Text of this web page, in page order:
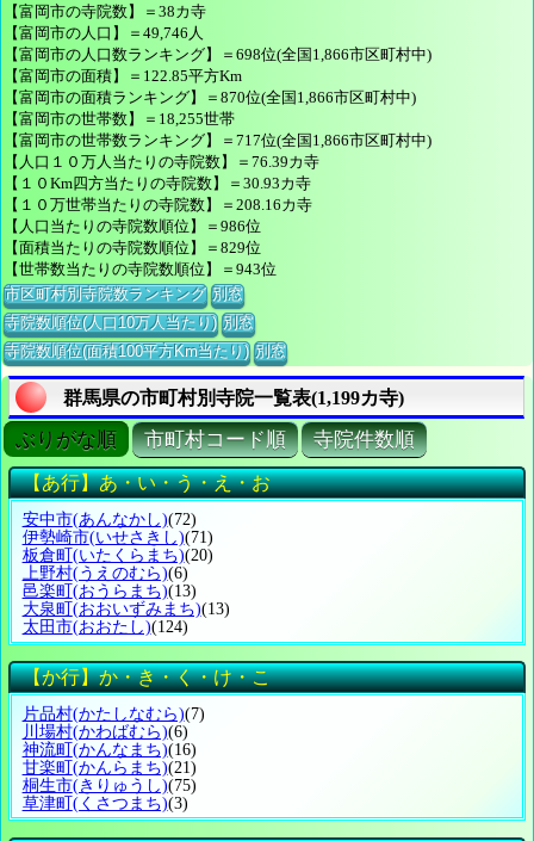
【富岡市の寺院数】＝38カ寺
【富岡市の人口】＝49,746人
【富岡市の人口数ランキング】＝698位(全国1,866市区町村中)
【富岡市の面積】＝122.85平方Km
【富岡市の面積ランキング】＝870位(全国1,866市区町村中)
【富岡市の世帯数】＝18,255世帯
【富岡市の世帯数ランキング】＝717位(全国1,866市区町村中)
【人口１０万人当たりの寺院数】＝76.39カ寺
【１０Km四方当たりの寺院数】＝30.93カ寺
【１０万世帯当たりの寺院数】＝208.16カ寺
【人口当たりの寺院数順位】＝986位
【面積当たりの寺院数順位】＝829位
【世帯数当たりの寺院数順位】＝943位
市区町村別寺院数ランキング 別窓
寺院数順位(人口10万人当たり) 別窓
寺院数順位(面積100平方Km当たり) 別窓
群馬県の市町村別寺院一覧表(1,199カ寺)
ぶりがな順 市町村コード順 寺院件数順
【あ行】あ・い・う・え・お
安中市(あんなかし)(72)
伊勢崎市(いせさきし)(71)
板倉町 (いたくらまち)(20)
上野村(うえのむら)(6)
邑楽町 (おうらまち)(13)
大泉町 (おおいずみまち)(13)
太田市(おおたし)(124)
【か行】か・き・く・け・こ
片品村(かたしなむら)(7)
川場村(かわばむら)(6)
神流町 (かんなまち)(16)
甘楽町 (かんらまち)(21)
桐生市(きりゅうし)(75)
草津町 (くさつまち)(3)